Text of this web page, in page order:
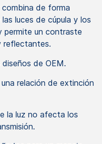
de forma
luces de cúpula y los
permite un contraste
reflectantes.
de OEM.
relación de extinción
la luz no afecta los